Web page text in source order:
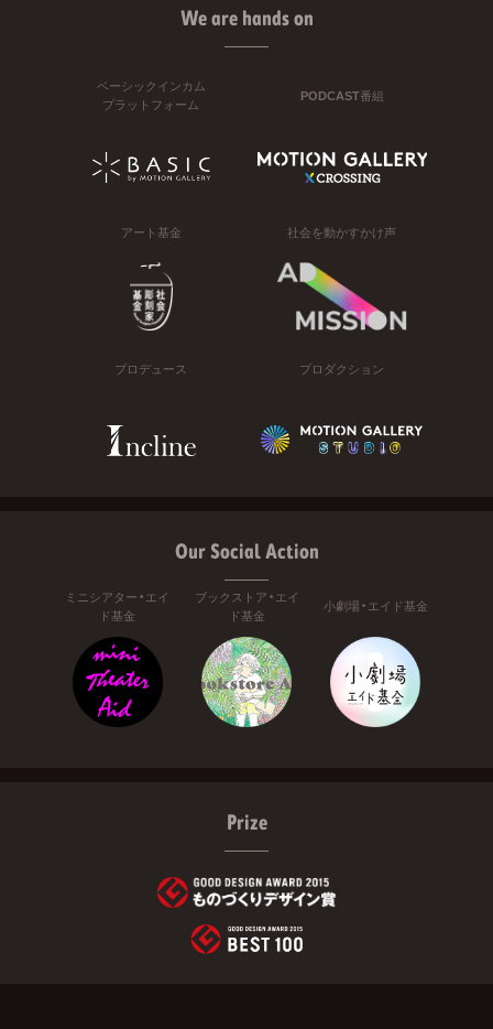
We are hands on
ベーシックインカム
プラットフォーム
PODCAST番組
アート基金 社会を動かすかけ声
プロデュース プロダクション
Our Social Action
ミニシアター・エイ
ド基金
ブックストア・エイ
ド基金
小劇場・エイド基金
Prize